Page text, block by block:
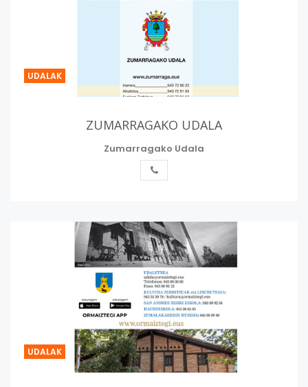
UDALAK
ZUMARRAGAKO UDALA
Zumarragako Udala
UDALAK